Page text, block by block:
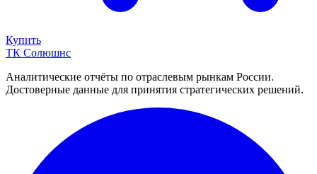
Купить
ТК Солюшнс
Аналитические отчёты по отраслевым рынкам России.
Достоверные данные для принятия стратегических решений.